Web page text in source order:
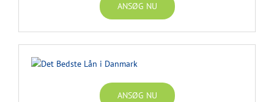
ANSØG NU
ANSØG NU